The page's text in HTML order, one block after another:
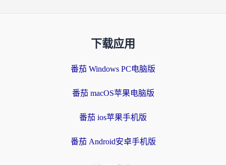
下载应用
番茄 Windows PC电脑版
番茄 macOS苹果电脑版
番茄 ios苹果手机版
番茄 Android安卓手机版